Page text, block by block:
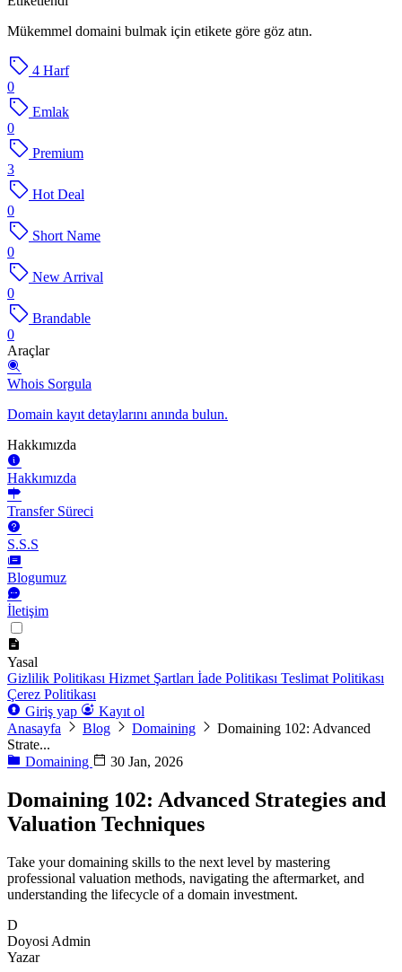
Mükemmel domaini bulmak için etikete göre göz atın.
4 Harf
0
Emlak
0
Premium
3
Hot Deal
0
Short Name
0
New Arrival
0
Brandable
0
Araçlar
Whois Sorgula
Domain kayıt detaylarını anında bulun.
Hakkımızda
Hakkımızda
Transfer Süreci
S.S.S
Blogumuz
İletişim
Yasal
Gizlilik Politikası Hizmet Şartları İade Politikası Teslimat Politikası
Çerez Politikası
Giriş yap
Kayıt ol
Anasayfa
Blog Domaining
Domaining 102: Advanced
Strate...
Domaining
30 Jan, 2026
Domaining 102: Advanced Strategies and
Valuation Techniques
Take your domaining skills to the next level by mastering
professional valuation methods, navigating the aftermarket, and
understanding the lifecycle of a domain investment.
D
Doyosi Admin
Yazar